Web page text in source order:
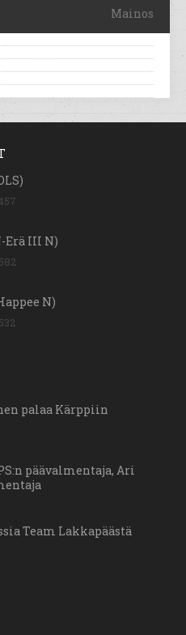
Mainos
Erä III N)
N)
palaa Kärppiin
päävalmentaja, Ari
Team Lakkapäästä